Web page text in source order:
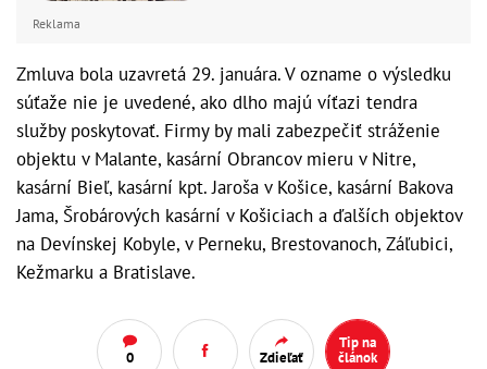
Reklama
Zmluva bola uzavretá 29. januára. V ozname o výsledku
súťaže nie je uvedené, ako dlho majú víťazi tendra
služby poskytovať. Firmy by mali zabezpečiť stráženie
objektu v Malante, kasární Obrancov mieru v Nitre,
kasární Bieľ, kasární kpt. Jaroša v Košice, kasární Bakova
Jama, Šrobárových kasární v Košiciach a ďalších objektov
na Devínskej Kobyle, v Perneku, Brestovanoch, Záľubici,
Kežmarku a Bratislave.
0 Zdieľať
Tip na
článok